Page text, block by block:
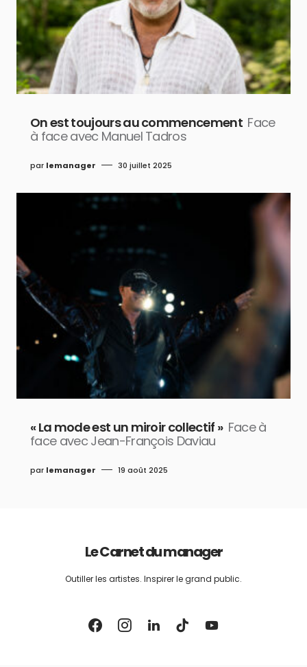
On est toujours au commencement Face
à face avec Manuel Tadros
par lemanager 30 juillet 2025
« La mode est un miroir collectif » Face à
face avec Jean-François Daviau
par lemanager 19 août 2025
Le Carnet du manager
Outiller les artistes. Inspirer le grand public.